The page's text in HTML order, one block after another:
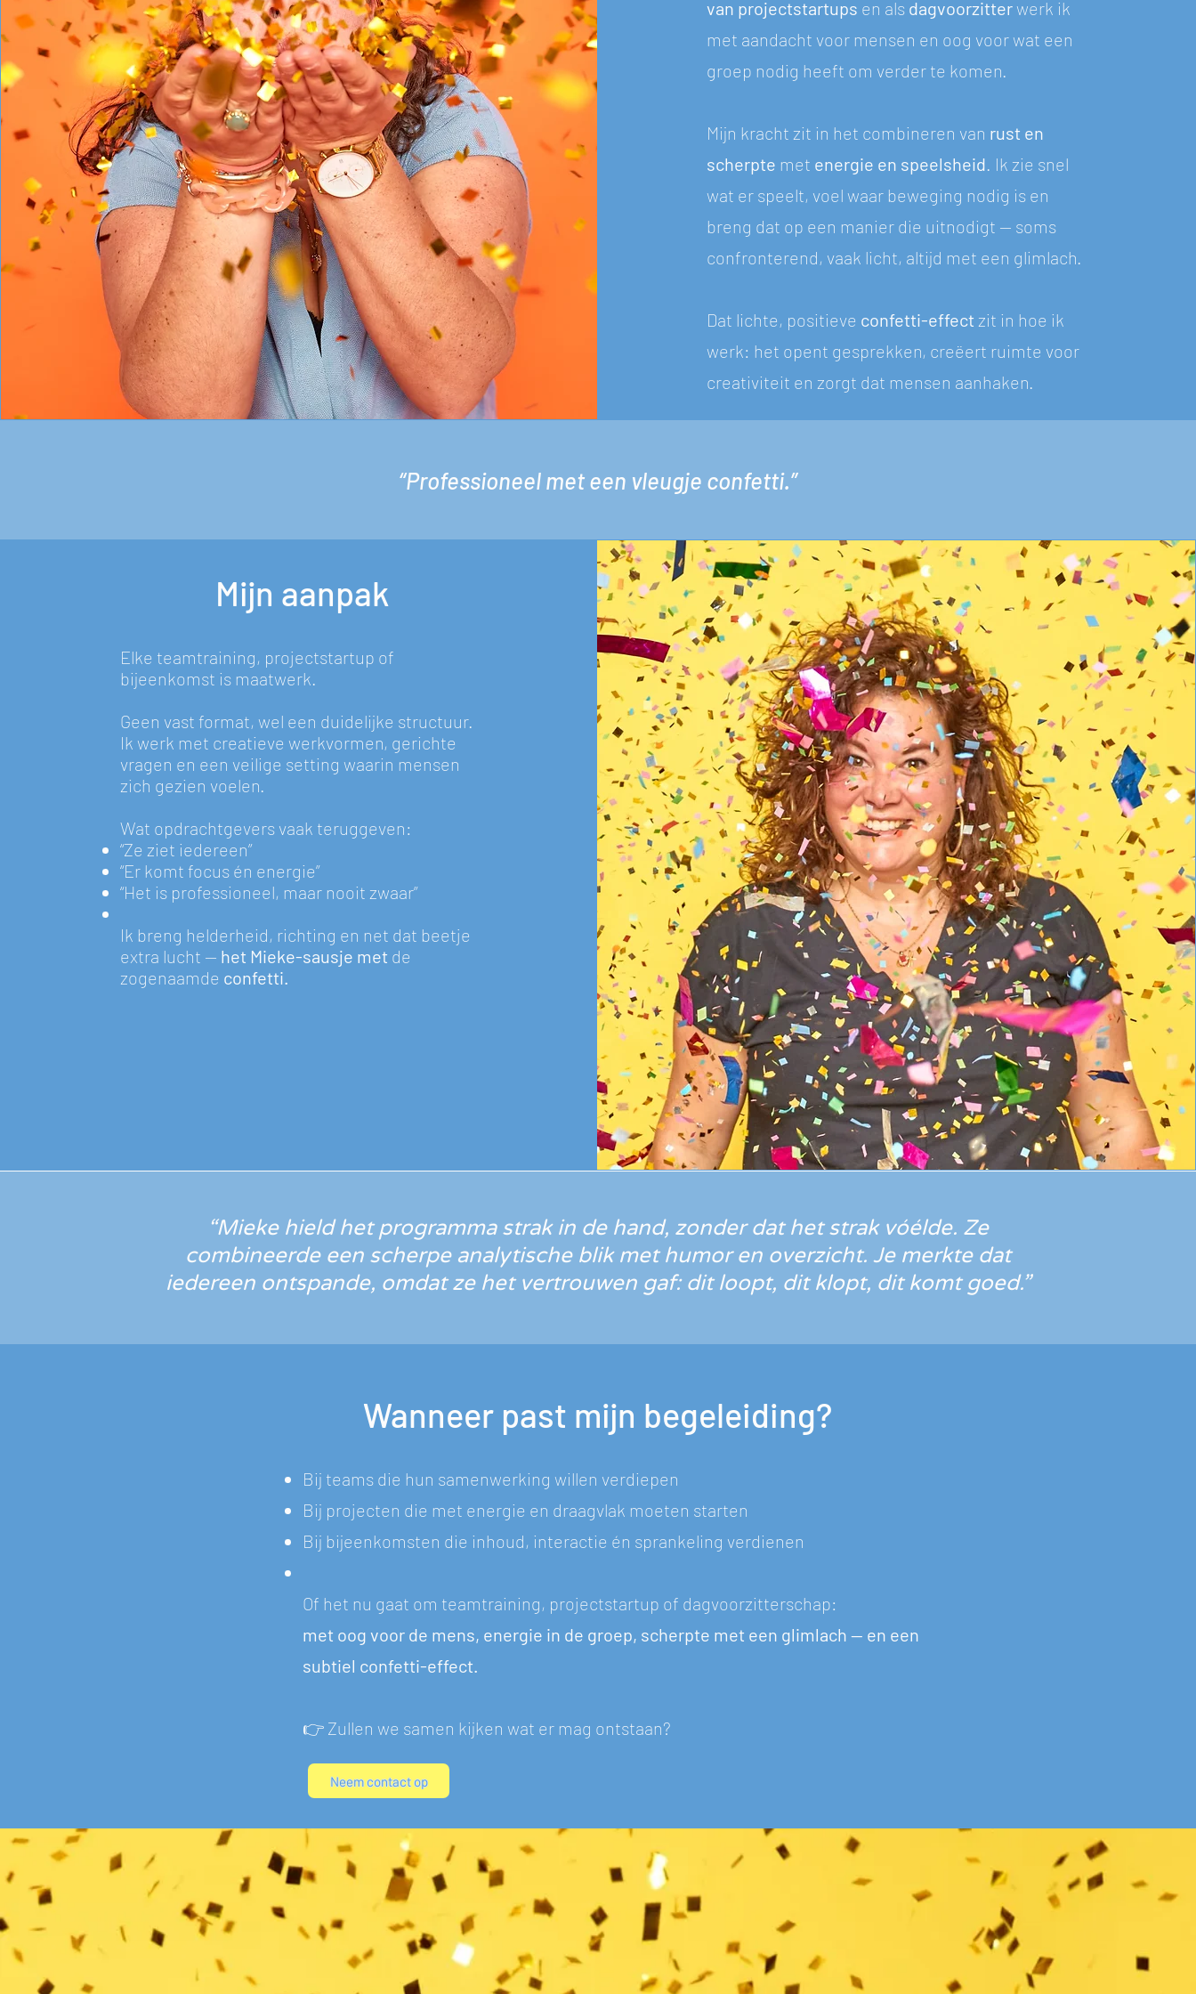
van projectstartups en alsdagvoorzitterwerk ik
met aandacht voor mensen en oog voor wat een
groep nodig heeft om verder te komen.
Mijn kracht zit in het combineren van rust en
scherpte met energie en speelsheid. Ik zie snel
wat er speelt, voel waar beweging nodig is en
breng dat op een manier die uitnodigt — soms
confronterend, vaak licht, altijd met een glimlach.
Dat lichte, positieve confetti-effect zit in hoe ik
werk: het opent gesprekken, creëert ruimte voor
creativiteit en zorgt dat mensen aanhaken.
“Professioneel met een vleugje confetti.”
Mijn aanpak
Elke teamtraining, projectstartup of
bijeenkomst is maatwerk.
Geen vast format, wel een duidelijke structuur.
Ik werk met creatieve werkvormen, gerichte
vragen en een veilige setting waarin mensen
zich gezien voelen.
Wat opdrachtgevers vaak teruggeven:
“Ze ziet iedereen”
“Er komt focus én energie”
“Het is professioneel, maar nooit zwaar”
Ik breng helderheid, richting en net dat beetje
extra lucht — het Mieke-sausje met de
zogenaamde confetti.
“Mieke hield het programma strak in de hand, zonder dat het strak vóélde. Ze
combineerde een scherpe analytische blik met humor en overzicht. Je merkte dat
iedereen ontspande, omdat ze het vertrouwen gaf: dit loopt, dit klopt, dit komt goed.”
Wanneer past mijn begeleiding?
Bij teams die hun samenwerking willen verdiepen
Bij projecten die met energie en draagvlak moeten starten
Bij bijeenkomsten die inhoud, interactie én sprankeling verdienen
Of het nu gaat om teamtraining, projectstartup of dagvoorzitterschap:
met oog voor de mens, energie in de groep, scherpte met een glimlach — en een
subtiel confetti-effect.
👉 Zullen we samen kijken wat er mag ontstaan?
Neem contact op